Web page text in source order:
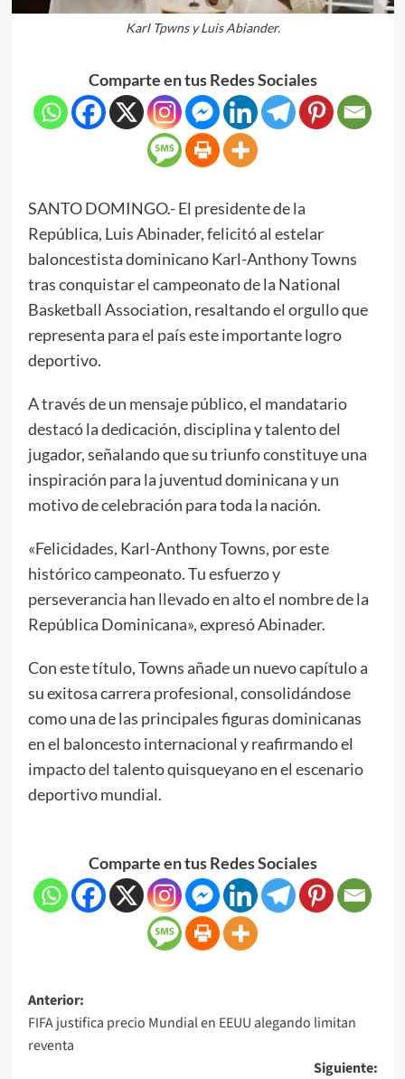
Karl Tpwns y Luis Abiander.
Comparte en tus Redes Sociales
SANTO DOMINGO.- El presidente de la
República, Luis Abinader, felicitó al estelar
baloncestista dominicano Karl-Anthony Towns
tras conquistar el campeonato de la National
Basketball Association, resaltando el orgullo que
representa para el país este importante logro
deportivo.
A través de un mensaje público, el mandatario
destacó la dedicación, disciplina y talento del
jugador, señalando que su triunfo constituye una
inspiración para la juventud dominicana y un
motivo de celebración para toda la nación.
«Felicidades, Karl-Anthony Towns, por este
histórico campeonato. Tu esfuerzo y
perseverancia han llevado en alto el nombre de la
República Dominicana», expresó Abinader.
Con este título, Towns añade un nuevo capítulo a
su exitosa carrera profesional, consolidándose
como una de las principales figuras dominicanas
en el baloncesto internacional y reafirmando el
impacto del talento quisqueyano en el escenario
deportivo mundial.
Comparte en tus Redes Sociales
Anterior:
FIFA justifica precio Mundial en EEUU alegando limitan
reventa
Siguiente: